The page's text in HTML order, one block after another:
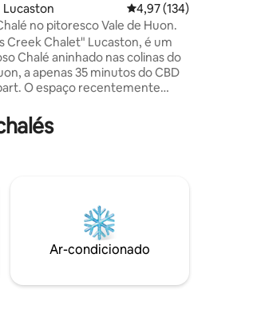
média de 5, 336 avaliações
Lucaston 4,97 de uma avaliação
4,97 (134)
no pitoresco Vale de Huon.
Creek Chalet" Lucaston, é um
Chalé aninhado nas colinas do
a apenas 35 minutos do CBD
caseira acolhedora. É o espaço
para relaxar, fazer caminhadas,
e a conversa de
escapada!
Ar-condicionado